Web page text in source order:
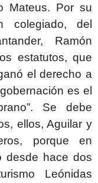
Mateus. Por su
colegiado, del
Ramón
estatutos, que
el derecho a
es el
Se debe
ellos, Aguilar y
porque en
desde hace dos
Leónidas